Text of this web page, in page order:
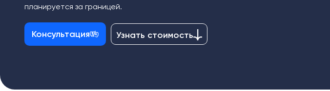
планируется за границей.
Консультация Узнать стоимость